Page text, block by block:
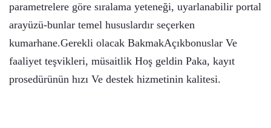
parametrelere göre sıralama yeteneği, uyarlanabilir portal
arayüzü-bunlar temel hususlardır seçerken
kumarhane.Gerekli olacak BakmakAçıkbonuslar Ve
faaliyet teşvikleri, müsaitlik Hoş geldin Paka, kayıt
prosedürünün hızı Ve destek hizmetinin kalitesi.